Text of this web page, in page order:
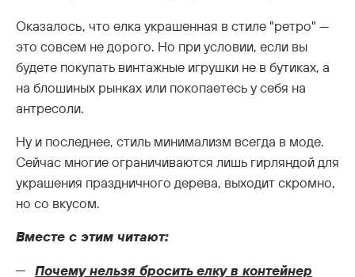
Оказалось, что елка украшенная в стиле "ретро" —
это совсем не дорого. Но при условии, если вы
будете покупать винтажные игрушки не в бутиках, а
на блошиных рынках или покопаетесь у себя на
антресоли.
Ну и последнее, стиль минимализм всегда в моде.
Сейчас многие ограничиваются лишь гирляндой для
украшения праздничного дерева, выходит скромно,
но со вкусом.
Вместе с этим читают:
Почему нельзя бросить елку в контейнер